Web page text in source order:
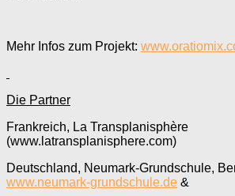
Mehr Infos zum Projekt:
Die Partner
Frankreich, La Transplanisphère
(www.latransplanisphere.com)
Deutschland, Neumark-Grundschule,
www.neumark-grundschule.de &